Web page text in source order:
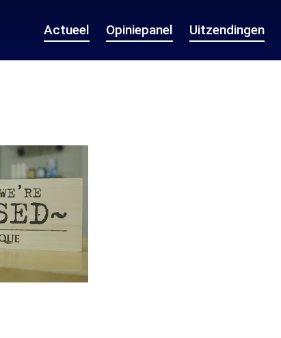
Actueel Opiniepanel Uitzendingen